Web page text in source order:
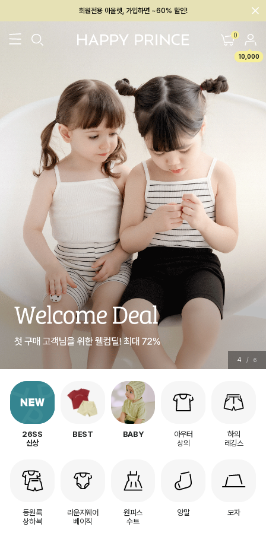
회원전용 아울렛, 가입하면 ~60% 할인!
0
10,000
5 / 6
26SS
신상
BEST BABY
아우터
상의
하의
레깅스
등원룩
상하복
라운지웨어
베이직
원피스
수트
양말 모자